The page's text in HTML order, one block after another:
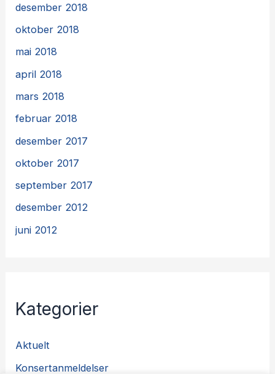
desember 2018
oktober 2018
mai 2018
april 2018
mars 2018
februar 2018
desember 2017
oktober 2017
september 2017
desember 2012
juni 2012
Kategorier
Aktuelt
Konsertanmeldelser